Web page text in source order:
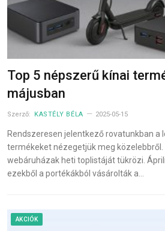
Top 5 népszerű kínai
májusban
Szerző: KASTÉLY BÉLA 2025-05-15
Rendszeresen jelentkező rovatunkban a
termékeket nézegetjük meg közelebbről.
webáruházak heti toplistáját tükrözi.
ezekből a portékákból vásárolták a…
AKCIÓK